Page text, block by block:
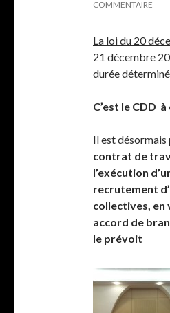
COMMENTAIRE
La loi du 20
21 décembre
durée
C’est le CDD
Il est désormais
contrat de
l’exécution
recrutement
collectives, en
accord de
le prévoit